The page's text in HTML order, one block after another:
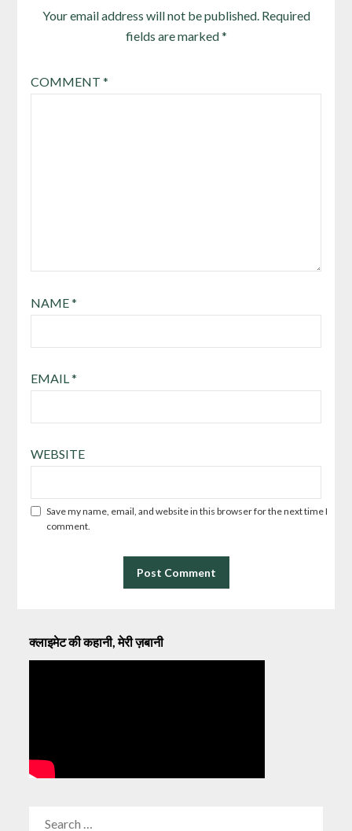
Your email address will not be published. Required
fields are marked*
COMMENT *
NAME*
EMAIL*
WEBSITE
Save my name, email, and website in this browser for the next time I
comment.
क्लाइमेट की कहानी, मेरी ज़बानी